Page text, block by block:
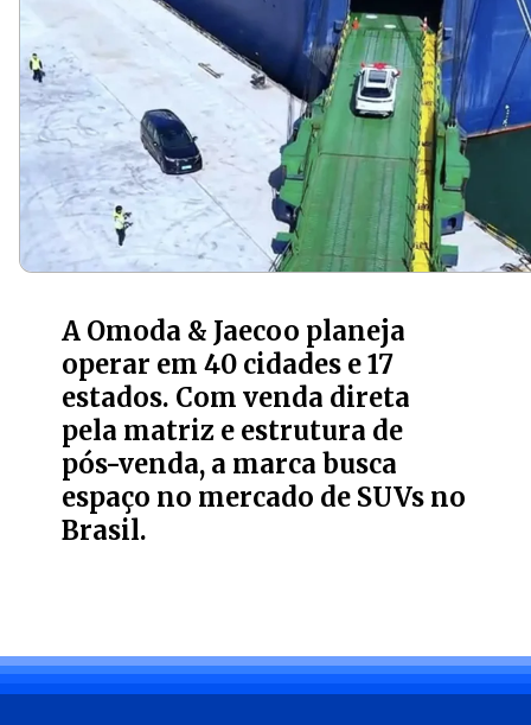
A Omoda & Jaecoo planeja
operar em 40 cidades e 17
estados. Com venda direta
pela matriz e estrutura de
pós-venda, a marca busca
espaço no mercado de SUVs no
Brasil.